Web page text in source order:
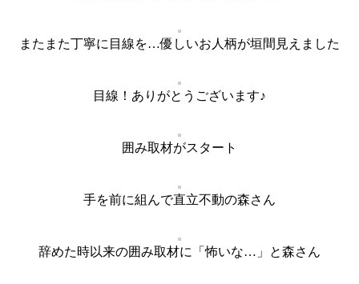
またまた丁寧に目線を…優しいお人柄が垣間見えました
目線！ありがとうございます♪
囲み取材がスタート
手を前に組んで直立不動の森さん
辞めた時以来の囲み取材に「怖いな…」と森さん